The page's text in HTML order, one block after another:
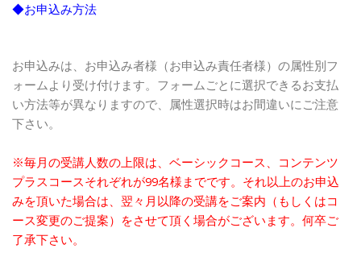
◆お申込み方法
お申込みは、お申込み者様（お申込み責任者様）の属性別フ
ォームより受け付けます。フォームごとに選択できるお支払
い方法等が異なりますので、属性選択時はお間違いにご注意
下さい。
※毎月の受講人数の上限は、ベーシックコース、コンテンツ
プラスコースそれぞれが99名様までです。それ以上のお申込
みを頂いた場合は、翌々月以降の受講をご案内（もしくはコ
ース変更のご提案）をさせて頂く場合がございます。何卒ご
了承下さい。